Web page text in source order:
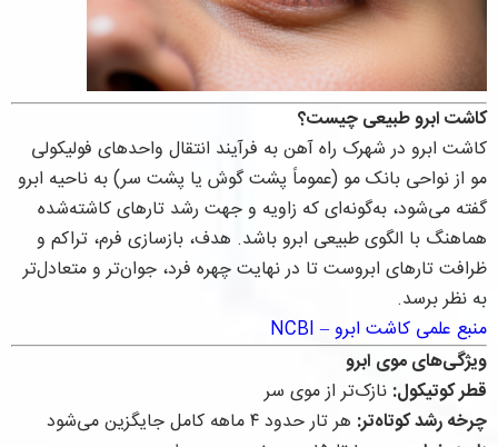
کاشت ابرو طبیعی چیست؟
کاشت ابرو در شهرک راه آهن به فرآیند انتقال واحدهای فولیکولی
مو از نواحی بانک مو (عموماً پشت گوش یا پشت سر) به ناحیه ابرو
گفته می‌شود، به‌گونه‌ای که زاویه و جهت رشد تارهای کاشته‌شده
هماهنگ با الگوی طبیعی ابرو باشد. هدف، بازسازی فرم، تراکم و
ظرافت تارهای ابروست تا در نهایت چهره فرد، جوان‌تر و متعادل‌تر
به نظر برسد.
منبع علمی کاشت ابرو – NCBI
ویژگی‌های موی ابرو
قطر کوتیکول: نازک‌تر از موی سر
چرخه رشد کوتاه‌تر: هر تار حدود ۴ ماهه کامل جایگزین می‌شود